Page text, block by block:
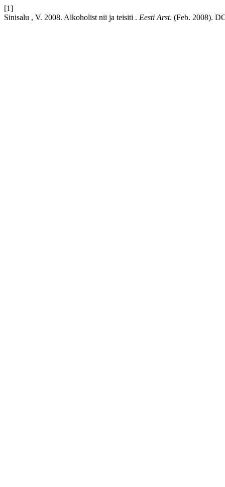
[1]
Sinisalu , V. 2008. Alkoholist nii ja teisiti . Eesti Arst. (Feb. 2008).